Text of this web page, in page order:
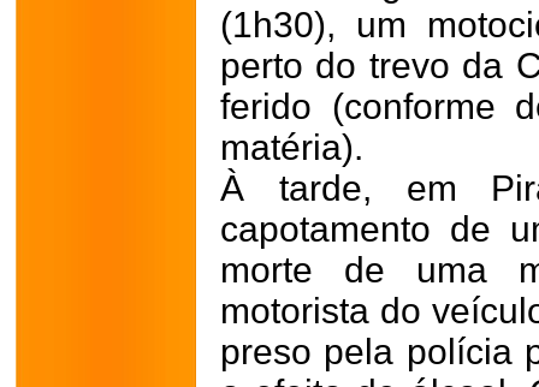
(1h30), um
perto do trevo da
ferido (conforme
matéria).
À tarde, em
capotamento de
morte de uma
motorista do
preso pela polícia